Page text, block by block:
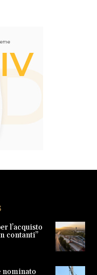
l’acquisto
contanti”
nominato